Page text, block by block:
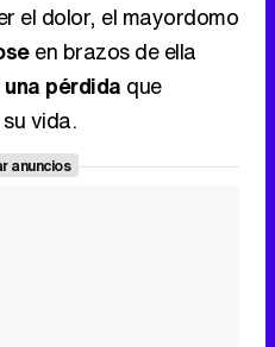
el dolor, el mayordomo
en brazos de ella
pérdida que
vida.
anuncios